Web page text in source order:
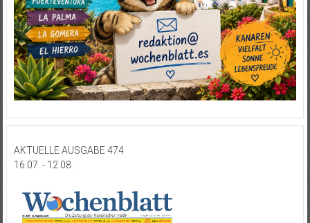
AKTUELLE AUSGABE 474
16.07. - 12.08.